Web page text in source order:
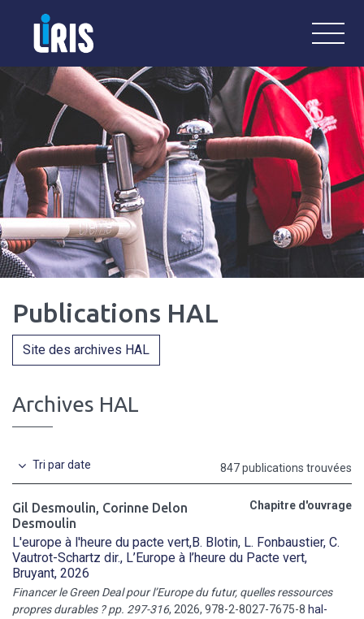
LiRIS
Laboratoire Interdisciplinaire de
Publications HAL
Site des archives HAL
Archives HAL
Tri par date 847 publications trouvées
Chapitre d'ouvrage
Gil Desmoulin, Corinne Delon
Desmoulin
L'europe à l'heure du pacte vert,B. Blotin, L. Fonbaustier, C.
Vautrot-Schartz dir., L’Europe à l’heure du Pacte vert,
Bruyant, 2026
Financer le Green Deal pour l’Europe du futur, quelles ressources
propres durables ? pp. 297-316, 2026, 978-2-8027-7675-8 hal-